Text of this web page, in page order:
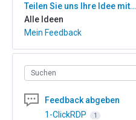
Kategorien
Teilen Sie uns Ihre Idee mit…
Alle Ideen
Mein Feedback
Suchen
Feedback abgeben
1-ClickRDP
1